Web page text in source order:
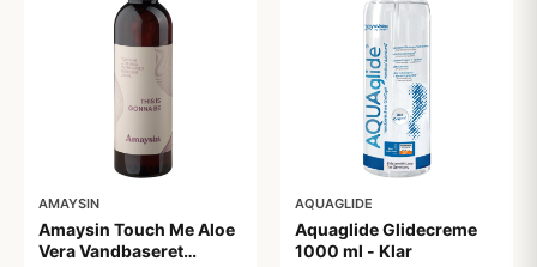
AMAYSIN
Amaysin Touch Me Aloe
Vera Vandbaseret
AQUAGLIDE
Aquaglide Glidecreme
1000 ml - Klar